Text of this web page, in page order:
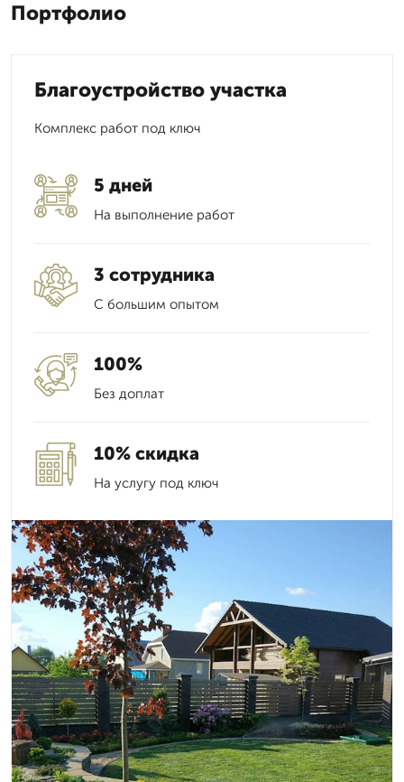
Портфолио
Благоустройство участка
Комплекс работ под ключ
5 дней
На выполнение работ
3 сотрудника
С большим опытом
100%
Без доплат
10% скидка
На услугу под ключ